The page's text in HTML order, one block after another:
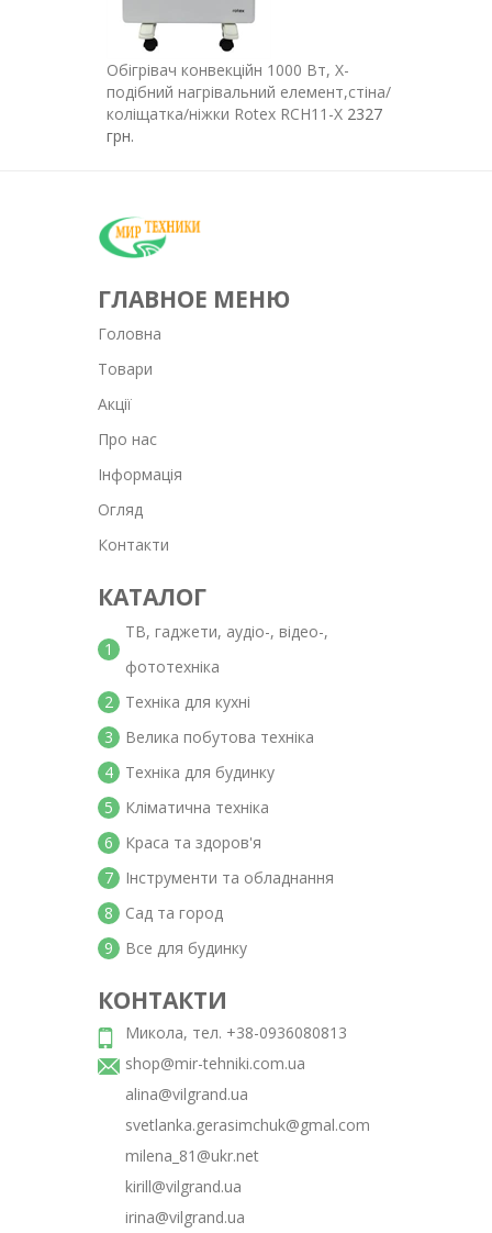
Обігрівач конвекційн 1000 Вт, X-
подібний нагрівальний елемент,стіна/
коліщатка/ніжки Rotex RCH11-X 2327
грн.
ГЛАВНОЕ МЕНЮ
Головна
Товари
Акції
Про нас
Інформація
Огляд
Контакти
КАТАЛОГ
ТВ, гаджети, аудіо-, відео-,
фототехніка
1
Техніка для кухні
2
Велика побутова техніка
3
Техніка для будинку
4
Кліматична техніка
5
Краса та здоров'я
6
Інструменти та обладнання
7
Сад та город
8
Все для будинку
9
КОНТАКТИ
Микола, тел. +38-0936080813
shop@mir-tehniki.com.ua
alina@vilgrand.ua
svetlanka.gerasimchuk@gmal.com
milena_81@ukr.net
kirill@vilgrand.ua
irina@vilgrand.ua